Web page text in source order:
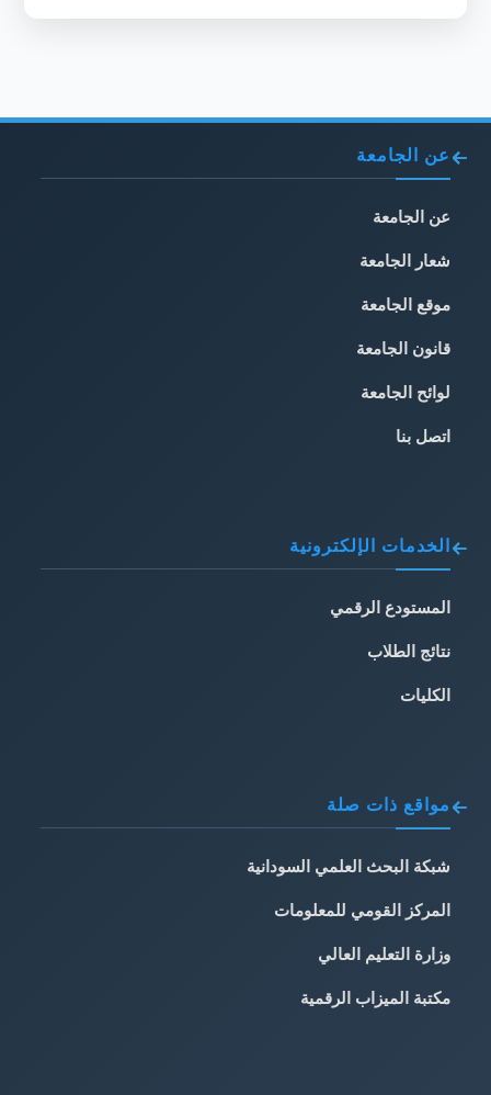
عن الجامعة
عن الجامعة
شعار الجامعة
موقع الجامعة
قانون الجامعة
لوائح الجامعة
اتصل بنا
الخدمات الإلكترونية
المستودع الرقمي
نتائج الطلاب
الكليات
مواقع ذات صلة
شبكة البحث العلمي السودانية
المركز القومي للمعلومات
وزارة التعليم العالي
مكتبة الميزاب الرقمية